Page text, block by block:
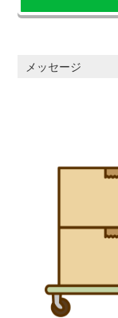
メッセージ